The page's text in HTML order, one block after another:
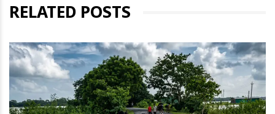
RELATED POSTS